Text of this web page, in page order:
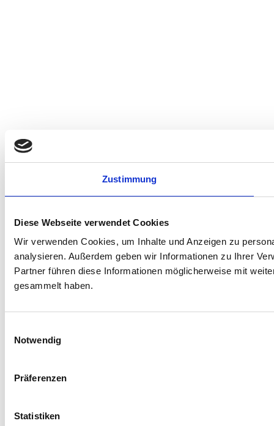
Zustimmung
Diese Webseite verwendet Cookies
Wir verwenden Cookies, um Inhalte und Anzeigen zu
analysieren. Außerdem geben wir Informationen zu Ihrer
Partner führen diese Informationen möglicherweise mit
gesammelt haben.
Notwendig
Präferenzen
Statistiken